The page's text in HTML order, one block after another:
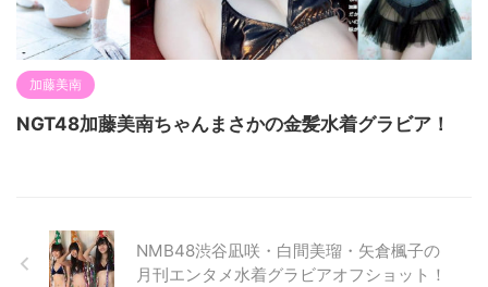
加藤美南
NGT48加藤美南ちゃんまさかの金髪水着グラビア！
NMB48渋谷凪咲・白間美瑠・矢倉楓子の
月刊エンタメ水着グラビアオフショット！